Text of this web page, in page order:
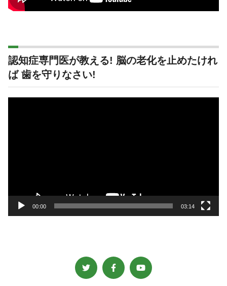
認知症専門医が教える! 脳の老化を止めたけれ
ば 歯を守りなさい!
00:00 03:14